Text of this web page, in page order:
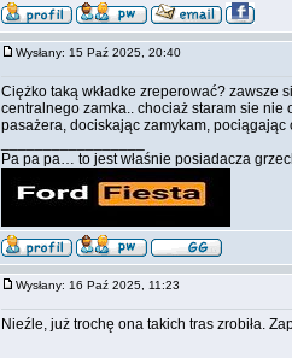
Wysłany: 15 Paź 2025, 20:40
Ciężko taką wkładke zreperować? zawsze
centralnego zamka.. chociaż staram sie
pasażera, dociskając zamykam, pociągając
Pa pa pa… to jest właśnie posiadacza
Wysłany: 16 Paź 2025, 11:23
Nieźle, już trochę ona takich tras zrobiła.